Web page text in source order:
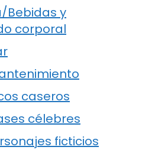
Bebidas y
corporal
caseros
célebres
ficticios